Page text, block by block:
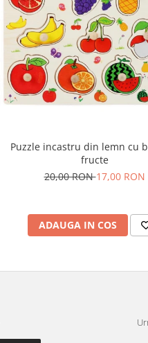
Puzzle incastru din lemn cu
fructe
20,00 RON17,00 RON
ADAUGA IN COS